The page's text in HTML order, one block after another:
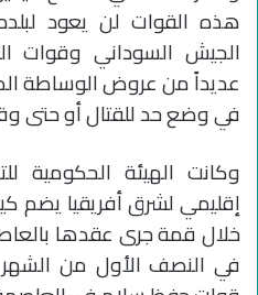
هذه القوات لن يعود
الجيش السوداني وقوات
عديداً من عروض الوساطة
في وضع حد للقتال أو حتى
وكانت الهيئة الحكومية
إقليمي لشرق أفريقيا يضم
خلال قمة جرى عقدها
في النصف الأول من الشهر